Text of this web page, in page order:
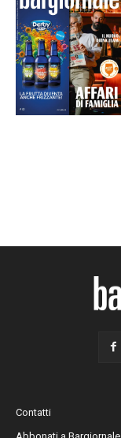
Contatti